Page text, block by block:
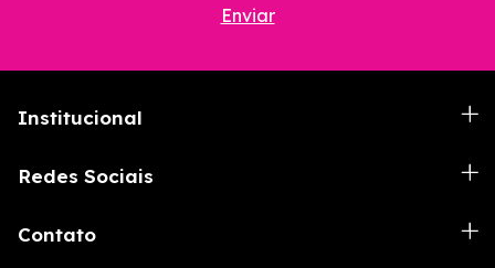
Institucional
Redes Sociais
Contato